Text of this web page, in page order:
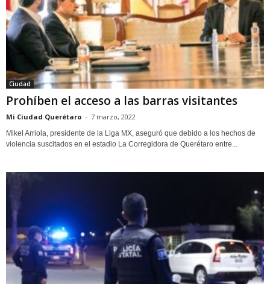
Ciudad
Prohíben el acceso a las barras visitantes
Mi Ciudad Querétaro - 7 marzo, 2022
Mikel Arriola, presidente de la Liga MX, aseguró que debido a los hechos de
violencia suscitados en el estadio La Corregidora de Querétaro entre...